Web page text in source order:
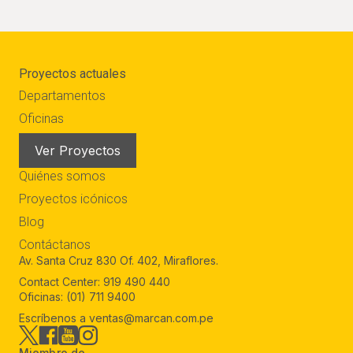
Proyectos actuales
Departamentos
Oficinas
Ver Proyectos
Quiénes somos
Proyectos icónicos
Blog
Contáctanos
Av. Santa Cruz 830 Of. 402, Miraflores.
Contact Center: 919 490 440
Oficinas: (01) 711 9400
Escríbenos a ventas@marcan.com.pe